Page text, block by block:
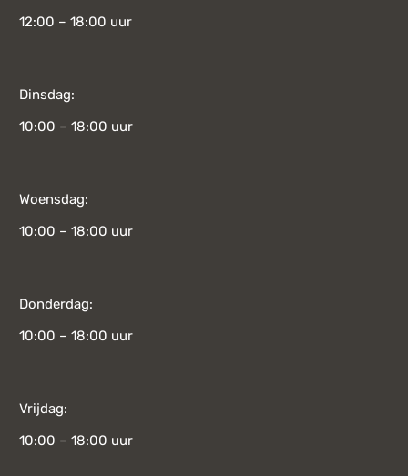
12:00 – 18:00 uur
Dinsdag:
10:00 – 18:00 uur
Woensdag:
10:00 – 18:00 uur
Donderdag:
10:00 – 18:00 uur
Vrijdag:
10:00 – 18:00 uur